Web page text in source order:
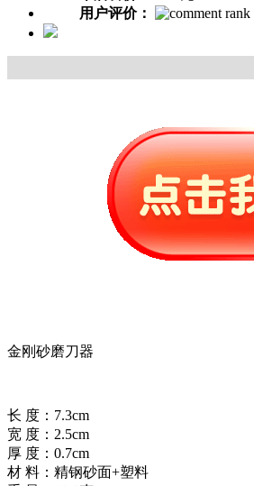
用户评价：
金刚砂磨刀器
长 度：7.3cm
宽 度：2.5cm
厚 度：0.7cm
材 料：精钢砂面+塑料